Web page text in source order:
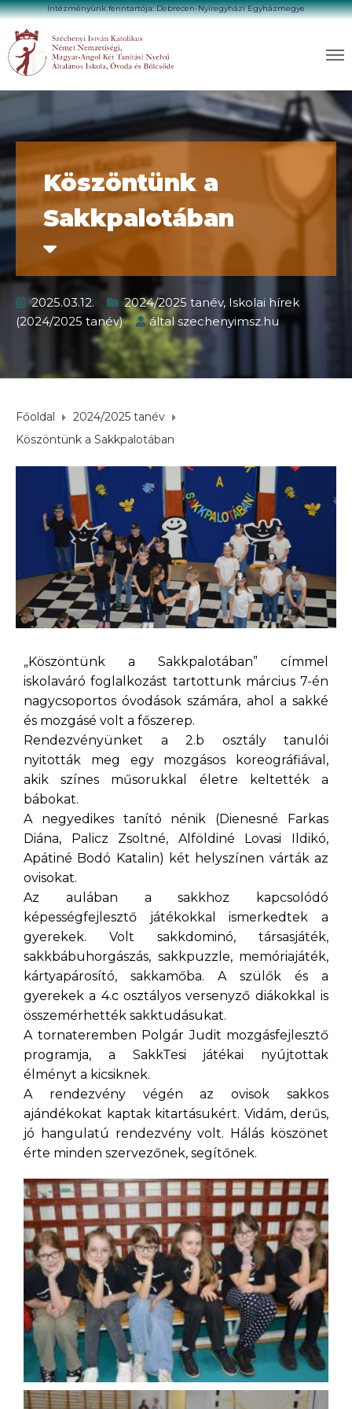
Intézményünk fenntartója: Debrecen-Nyíregyházi Egyházmegye
Köszöntünk a
Sakkpalotában
2025.03.12. 2024/2025 tanév, Iskolai hírek
(2024/2025 tanév)
által szechenyimsz.hu
Főoldal
2024/2025 tanév
Köszöntünk a Sakkpalotában
„Köszöntünk a Sakkpalotában” címmel
iskolaváró foglalkozást tartottunk március 7-én
nagycsoportos óvodások számára, ahol a sakké
és mozgásé volt a főszerep.
Rendezvényünket a 2.b osztály tanulói
nyitották meg egy mozgásos koreográfiával,
akik színes műsorukkal életre keltették a
bábokat.
A negyedikes tanító nénik (Dienesné Farkas
Diána, Palicz Zsoltné, Alföldiné Lovasi Ildikó,
Apátiné Bodó Katalin) két helyszínen várták az
ovisokat.
Az aulában a sakkhoz kapcsolódó
képességfejlesztő játékokkal ismerkedtek a
gyerekek. Volt sakkdominó, társasjáték,
sakkbábuhorgászás, sakkpuzzle, memóriajáték,
kártyapárosító, sakkamőba. A szülők és a
gyerekek a 4.c osztályos versenyző diákokkal is
összemérhették sakktudásukat.
A tornateremben Polgár Judit mozgásfejlesztő
programja, a SakkTesi játékai nyújtottak
élményt a kicsiknek.
A rendezvény végén az ovisok sakkos
ajándékokat kaptak kitartásukért. Vidám, derűs,
jó hangulatú rendezvény volt. Hálás köszönet
érte minden szervezőnek, segítőnek.